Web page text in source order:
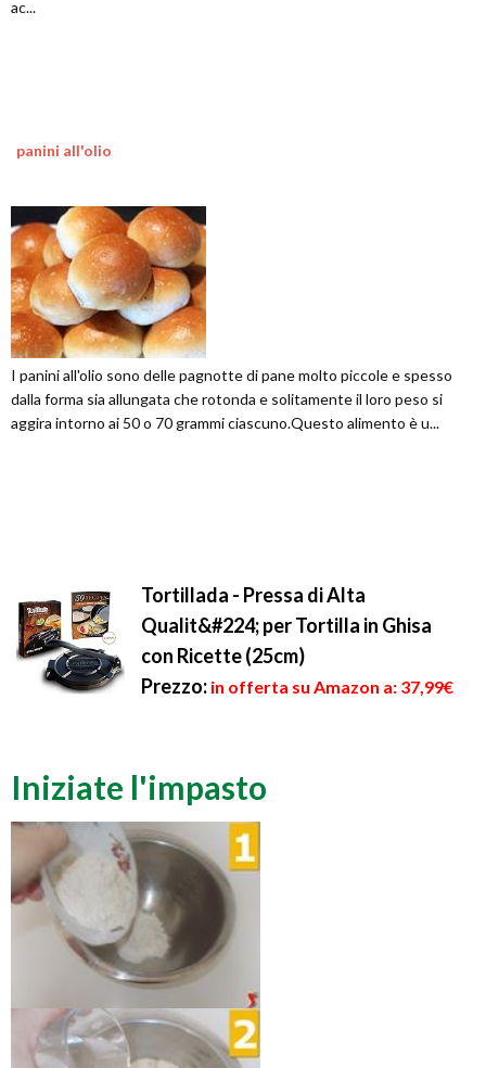
ac...
panini all'olio
I panini all'olio sono delle pagnotte di pane molto piccole e spesso
dalla forma sia allungata che rotonda e solitamente il loro peso si
aggira intorno ai 50 o 70 grammi ciascuno.Questo alimento è u...
Tortillada - Pressa di Alta
Qualit&#224; per Tortilla in Ghisa
con Ricette (25cm)
Prezzo: in offerta su Amazon a: 37,99€
Iniziate l'impasto